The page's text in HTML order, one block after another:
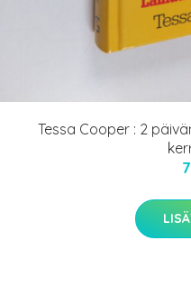
Tessa Cooper : 2